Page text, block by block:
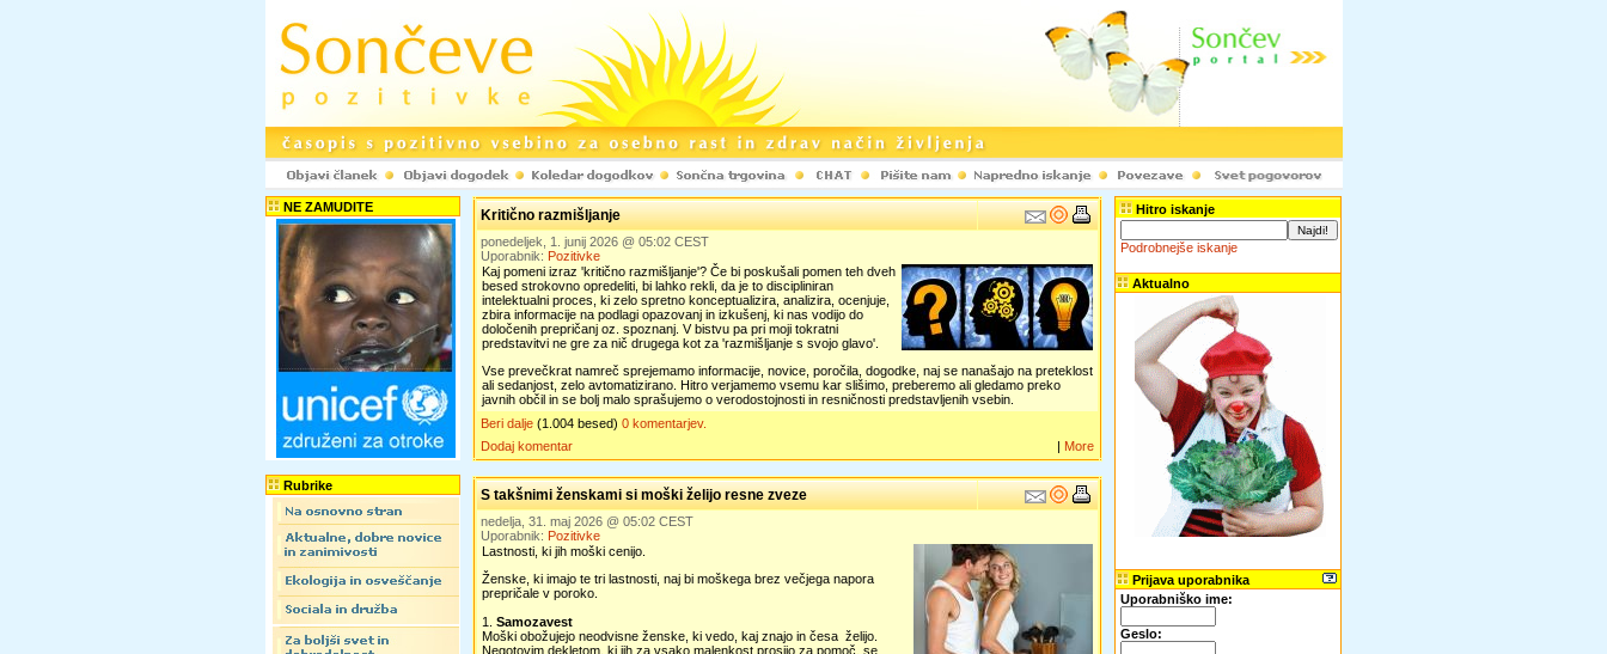
NE ZAMUDITE
Rubrike
Kritično razmišljanje
ponedeljek, 1. junij 2026 @ 05:02 CEST
Uporabnik: Pozitivke
Kaj pomeni izraz 'kritično razmišljanje'? Če bi poskušali pomen teh dveh
besed strokovno opredeliti, bi lahko rekli, da je to discipliniran
intelektualni proces, ki zelo spretno konceptualizira, analizira, ocenjuje,
zbira informacije na podlagi opazovanj in izkušenj, ki nas vodijo do
določenih prepričanj oz. spoznanj. V bistvu pa pri moji tokratni
predstavitvi ne gre za nič drugega kot za 'razmišljanje s svojo glavo'.
Vse prevečkrat namreč sprejemamo informacije, novice, poročila, dogodke, naj se nanašajo na preteklost
ali sedanjost, zelo avtomatizirano. Hitro verjamemo vsemu kar slišimo, preberemo ali gledamo preko
javnih občil in se bolj malo sprašujemo o verodostojnosti in resničnosti predstavljenih vsebin.
Beri dalje (1.004 besed) 0 komentarjev.
Dodaj komentar
| More
S takšnimi ženskami si moški želijo resne zveze
nedelja, 31. maj 2026 @ 05:02 CEST
Uporabnik: Pozitivke
Lastnosti, ki jih moški cenijo.
Ženske, ki imajo te tri lastnosti, naj bi moškega brez večjega napora
prepričale v poroko.
1. Samozavest
Moški obožujejo neodvisne ženske, ki vedo, kaj znajo in česa želijo.
Negotovim dekletom, ki jih za vsako malenkost prosijo za pomoč, se
Hitro iskanje
Podrobnejše iskanje
Aktualno
Prijava uporabnika
Uporabniško ime:
Geslo: